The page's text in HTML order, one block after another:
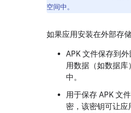
空间中。
如果应用安装在外部存
APK 文件保存到
用数据（如数据
中。
用于保存 APK 文
密，该密钥可让